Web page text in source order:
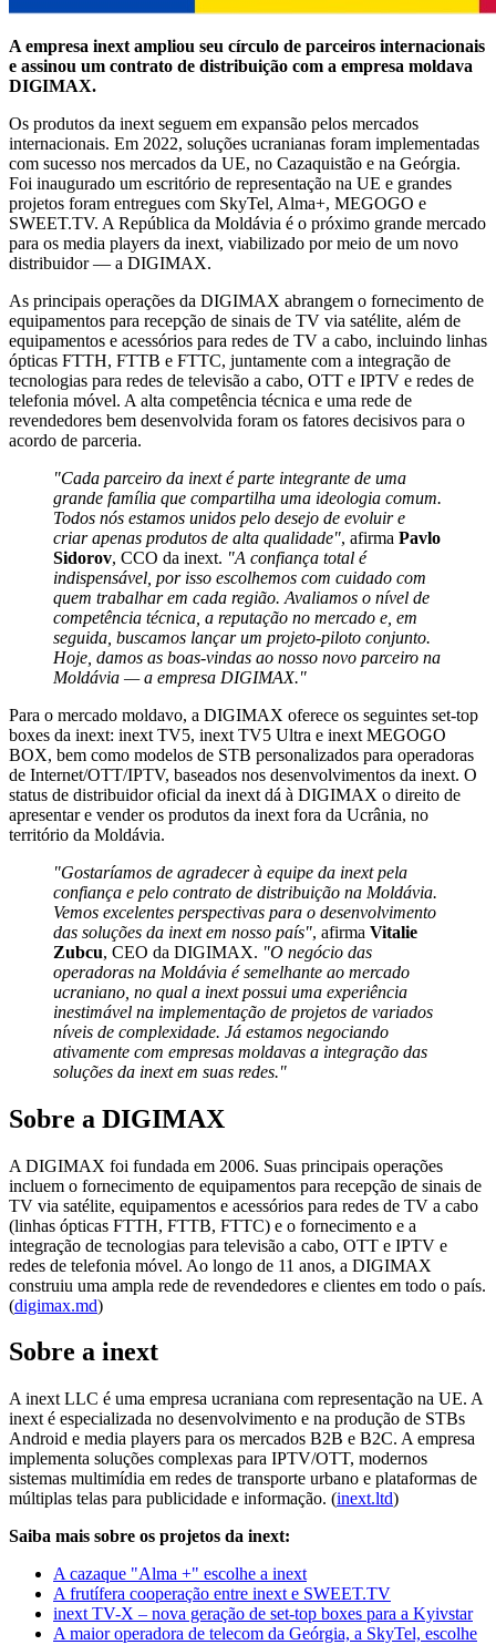
A empresa inext ampliou seu círculo de parceiros internacionais
e assinou um contrato de distribuição com a empresa moldava
DIGIMAX.
Os produtos da inext seguem em expansão pelos mercados
internacionais. Em 2022, soluções ucranianas foram implementadas
com sucesso nos mercados da UE, no Cazaquistão e na Geórgia.
Foi inaugurado um escritório de representação na UE e grandes
projetos foram entregues com SkyTel, Alma+, MEGOGO e
SWEET.TV. A República da Moldávia é o próximo grande mercado
para os media players da inext, viabilizado por meio de um novo
distribuidor — a DIGIMAX.
As principais operações da DIGIMAX abrangem o fornecimento de
equipamentos para recepção de sinais de TV via satélite, além de
equipamentos e acessórios para redes de TV a cabo, incluindo linhas
ópticas FTTH, FTTB e FTTC, juntamente com a integração de
tecnologias para redes de televisão a cabo, OTT e IPTV e redes de
telefonia móvel. A alta competência técnica e uma rede de
revendedores bem desenvolvida foram os fatores decisivos para o
acordo de parceria.
"Cada parceiro da inext é parte integrante de uma
grande família que compartilha uma ideologia comum.
Todos nós estamos unidos pelo desejo de evoluir e
criar apenas produtos de alta qualidade", afirma Pavlo
Sidorov, CCO da inext. "A confiança total é
indispensável, por isso escolhemos com cuidado com
quem trabalhar em cada região. Avaliamos o nível de
competência técnica, a reputação no mercado e, em
seguida, buscamos lançar um projeto-piloto conjunto.
Hoje, damos as boas-vindas ao nosso novo parceiro na
Moldávia — a empresa DIGIMAX."
Para o mercado moldavo, a DIGIMAX oferece os seguintes set-top
boxes da inext: inext TV5, inext TV5 Ultra e inext MEGOGO
BOX, bem como modelos de STB personalizados para operadoras
de Internet/OTT/IPTV, baseados nos desenvolvimentos da inext. O
status de distribuidor oficial da inext dá à DIGIMAX o direito de
apresentar e vender os produtos da inext fora da Ucrânia, no
território da Moldávia.
"Gostaríamos de agradecer à equipe da inext pela
confiança e pelo contrato de distribuição na Moldávia.
Vemos excelentes perspectivas para o desenvolvimento
das soluções da inext em nosso país", afirma Vitalie
Zubcu, CEO da DIGIMAX. "O negócio das
operadoras na Moldávia é semelhante ao mercado
ucraniano, no qual a inext possui uma experiência
inestimável na implementação de projetos de variados
níveis de complexidade. Já estamos negociando
ativamente com empresas moldavas a integração das
soluções da inext em suas redes."
Sobre a DIGIMAX
A DIGIMAX foi fundada em 2006. Suas principais operações
incluem o fornecimento de equipamentos para recepção de sinais de
TV via satélite, equipamentos e acessórios para redes de TV a cabo
(linhas ópticas FTTH, FTTB, FTTC) e o fornecimento e a
integração de tecnologias para televisão a cabo, OTT e IPTV e
redes de telefonia móvel. Ao longo de 11 anos, a DIGIMAX
construiu uma ampla rede de revendedores e clientes em todo o país.
(digimax.md)
Sobre a inext
A inext LLC é uma empresa ucraniana com representação na UE. A
inext é especializada no desenvolvimento e na produção de STBs
Android e media players para os mercados B2B e B2C. A empresa
implementa soluções complexas para IPTV/OTT, modernos
sistemas multimídia em redes de transporte urbano e plataformas de
múltiplas telas para publicidade e informação. (inext.ltd)
Saiba mais sobre os projetos da inext:
A cazaque "Alma +" escolhe a inext
A frutífera cooperação entre inext e SWEET.TV
inext TV-X – nova geração de set-top boxes para a Kyivstar
A maior operadora de telecom da Geórgia, a SkyTel, escolhe